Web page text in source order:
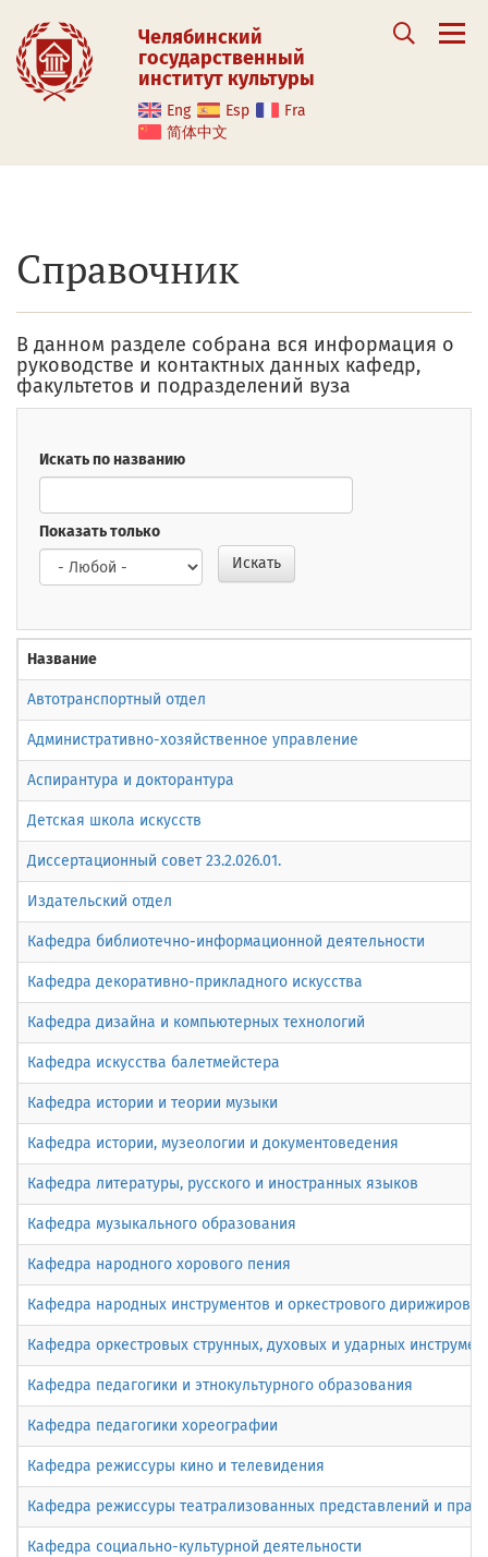
Челябинский
государственный
институт культуры
Eng Esp
Fra
简体中文
Справочник
В данном разделе собрана вся информация о
руководстве и контактных данных кафедр,
факультетов и подразделений вуза
Искать по названию
Показать только
Искать
Название
Автотранспортный отдел
Административно-хозяйственное управление
Аспирантура и докторантура
Детская школа искусств
Диссертационный совет 23.2.026.01.
Издательский отдел
Кафедра библиотечно-информационной деятельности
Кафедра декоративно-прикладного искусства
Кафедра дизайна и компьютерных технологий
Кафедра искусства балетмейстера
Кафедра истории и теории музыки
Кафедра истории, музеологии и документоведения
Кафедра литературы, русского и иностранных языков
Кафедра музыкального образования
Кафедра народного хорового пения
Кафедра народных инструментов и оркестрового
Кафедра оркестровых струнных, духовых и ударных
Кафедра педагогики и этнокультурного образования
Кафедра педагогики хореографии
Кафедра режиссуры кино и телевидения
Кафедра режиссуры театрализованных представлений и
Кафедра социально-культурной деятельности